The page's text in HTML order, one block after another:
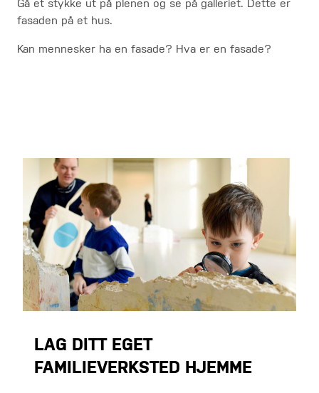
Gå et stykke ut på plenen og se på galleriet. Dette er
fasaden på et hus.
Kan mennesker ha en fasade? Hva er en fasade?
LAG DITT EGET
FAMILIEVERKSTED HJEMME